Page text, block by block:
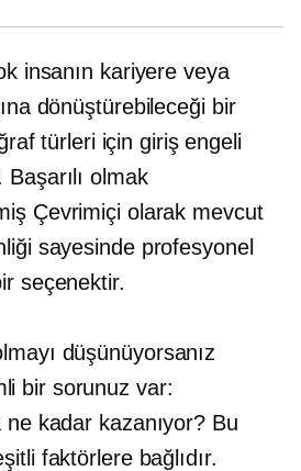
insanın kariyere veya
dönüştürebileceği bir
türleri için giriş engeli
olmak
Çevrimiçi olarak mevcut
sayesinde profesyonel
seçenektir.
düşünüyorsanız
bir sorunuz var:
ne kadar kazanıyor? Bu
faktörlere bağlıdır.